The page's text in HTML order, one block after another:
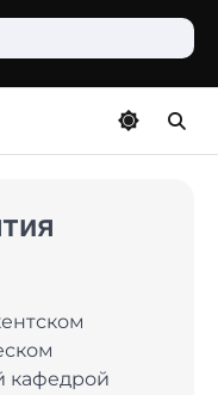
кафедрой